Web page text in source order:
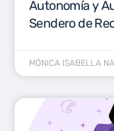
Autonomía y
Sendero de
MÓNICA ISABELLA